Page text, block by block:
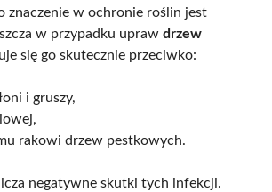
znaczenie w ochronie roślin jest
w przypadku upraw drzew
się go skutecznie przeciwko:
i gruszy,
rakowi drzew pestkowych.
negatywne skutki tych infekcji.